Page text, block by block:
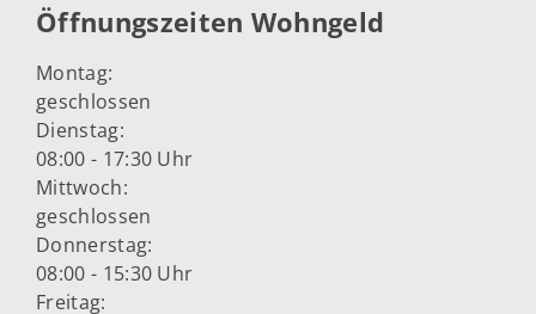
Öffnungszeiten Wohngeld
Montag:
geschlossen
Dienstag:
08:00 - 17:30 Uhr
Mittwoch:
geschlossen
Donnerstag:
08:00 - 15:30 Uhr
Freitag: